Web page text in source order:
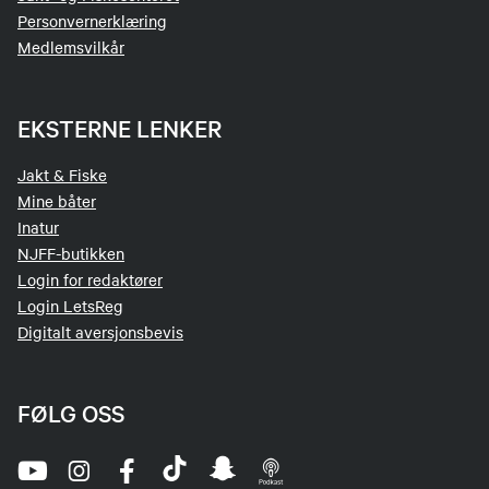
fiskeferie
Personvernerklæring
Medlemsvilkår
EKSTERNE LENKER
Jakt & Fiske
Mine båter
Inatur
NJFF-butikken
Login for redaktører
Login LetsReg
Digitalt aversjonsbevis
FØLG OSS